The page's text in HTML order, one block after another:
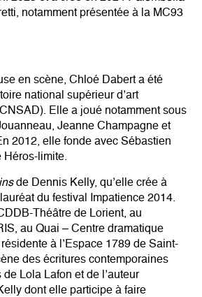
notamment présentée à la MC93
en scène, Chloé Dabert a été
national supérieur d’art
Elle a joué notamment sous
Jeanne Champagne et
2012, elle fonde avec Sébastien
Héros-limite.
de Dennis Kelly, qu’elle crée à
du festival Impatience 2014.
Théâtre de Lorient, au
au Quai – Centre dramatique
à l’Espace 1789 de Saint-
des écritures contemporaines
Lola Lafon et de l’auteur
dont elle participe à faire